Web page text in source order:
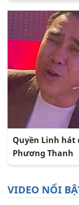
Quyền Linh hát
Phương Thanh
VIDEO NỔI